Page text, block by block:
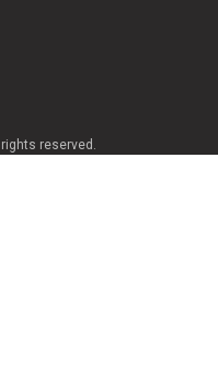
reserved.